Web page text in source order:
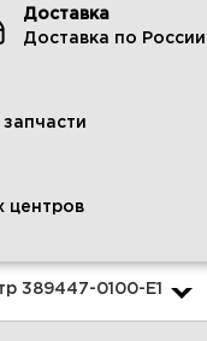
Доставка
Доставка по России
центров
389447-0100-E1